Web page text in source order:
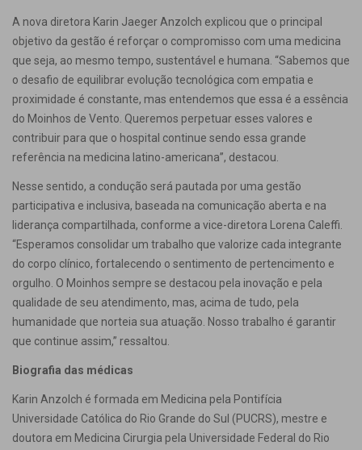
A nova diretora Karin Jaeger Anzolch explicou que o principal
objetivo da gestão é reforçar o compromisso com uma medicina
que seja, ao mesmo tempo, sustentável e humana. “Sabemos que
o desafio de equilibrar evolução tecnológica com empatia e
proximidade é constante, mas entendemos que essa é a essência
do Moinhos de Vento. Queremos perpetuar esses valores e
contribuir para que o hospital continue sendo essa grande
referência na medicina latino-americana”, destacou.
Nesse sentido, a condução será pautada por uma gestão
participativa e inclusiva, baseada na comunicação aberta e na
liderança compartilhada, conforme a vice-diretora Lorena Caleffi.
“Esperamos consolidar um trabalho que valorize cada integrante
do corpo clínico, fortalecendo o sentimento de pertencimento e
orgulho. O Moinhos sempre se destacou pela inovação e pela
qualidade de seu atendimento, mas, acima de tudo, pela
humanidade que norteia sua atuação. Nosso trabalho é garantir
que continue assim,” ressaltou.
Biografia das médicas
Karin Anzolch é formada em Medicina pela Pontifícia
Universidade Católica do Rio Grande do Sul (PUCRS), mestre e
doutora em Medicina Cirurgia pela Universidade Federal do Rio